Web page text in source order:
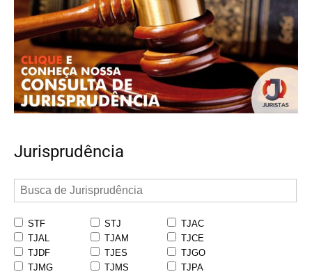
Jurisprudência
STF STJ
TJAC
TJAL
TJAM
TJCE
TJDF
TJES
TJGO
TJMG
TJMS
TJPA